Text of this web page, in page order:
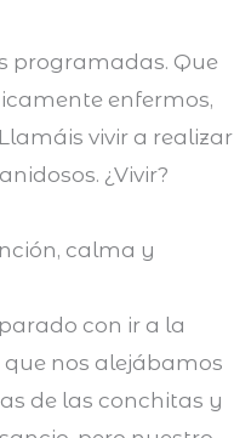
programadas. Que
enfermos,
vivir a realizar
¿Vivir?
calma y
con ir a la
nos alejábamos
de las conchitas y